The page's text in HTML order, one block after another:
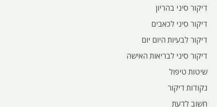
דיקור סיני בהריון
דיקור סיני לכאבים
דיקור לבעיות היום יום
דיקור סיני לבריאות האישה
שיטות טיפול
נקודות דיקור
חשוב לדעת